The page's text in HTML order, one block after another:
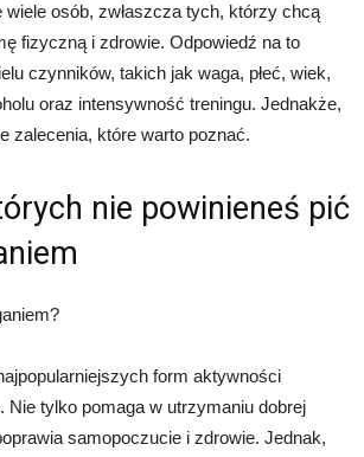
wiele osób, zwłaszcza tych, którzy chcą
fizyczną i zdrowie. Odpowiedź na to
czynników, takich jak waga, płeć, wiek,
oraz intensywność treningu. Jednakże,
zalecenia, które warto poznać.
nie powinieneś pić
form aktywności
Nie tylko pomaga w utrzymaniu dobrej
samopoczucie i zdrowie. Jednak,